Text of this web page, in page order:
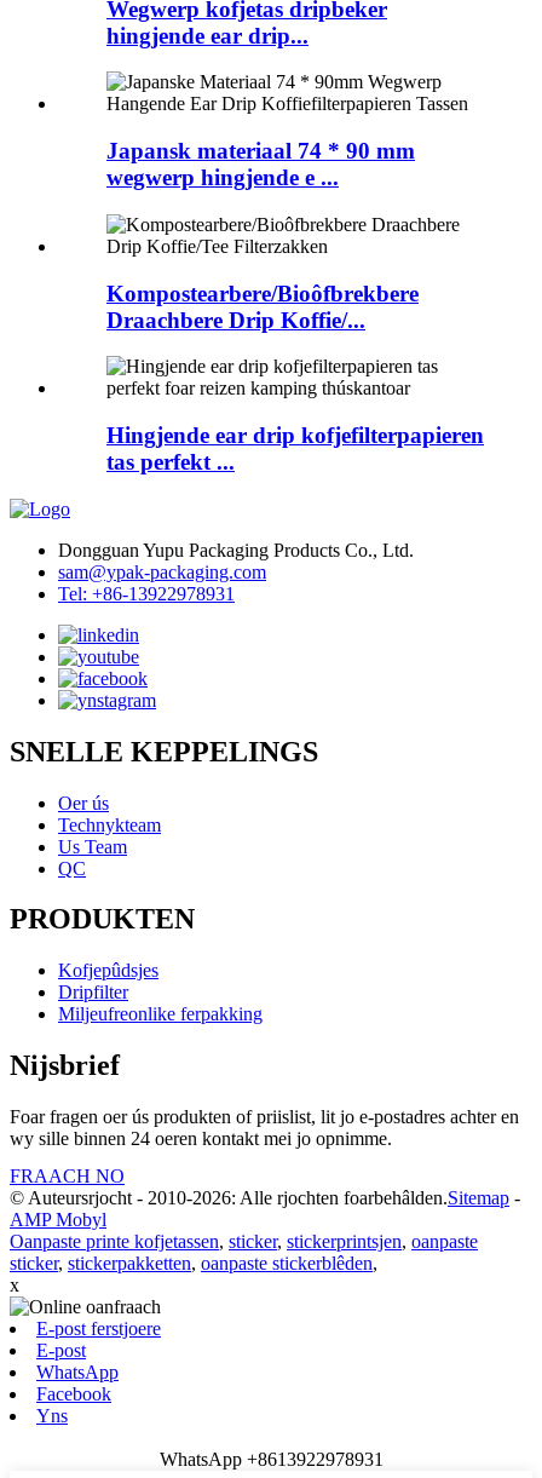
Wegwerp kofjetas dripbeker
hingjende ear drip...
Japansk materiaal 74 * 90 mm
wegwerp hingjende e ...
Kompostearbere/Bioôfbrekbere
Draachbere Drip Koffie/...
Hingjende ear drip kofjefilterpapieren
tas perfekt ...
Dongguan Yupu Packaging Products Co., Ltd.
sam@ypak-packaging.com
Tel: +86-13922978931
SNELLE KEPPELINGS
Oer ús
Technykteam
Us Team
QC
PRODUKTEN
Kofjepûdsjes
Dripfilter
Miljeufreonlike ferpakking
Nijsbrief
Foar fragen oer ús produkten of priislist, lit jo e-postadres achter en
wy sille binnen 24 oeren kontakt mei jo opnimme.
FRAACH NO
© Auteursrjocht - 2010-2026: Alle rjochten foarbehâlden.Sitemap -
AMP Mobyl
Oanpaste printe kofjetassen, sticker, stickerprintsjen, oanpaste
sticker, stickerpakketten, oanpaste stickerblêden,
x
E-post ferstjoere
E-post
WhatsApp
Facebook
Yns
WhatsApp +8613922978931